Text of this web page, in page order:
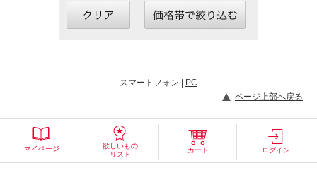
スマートフォン | PC
ページ上部へ戻る
マイページ
欲しいもの
リスト
カート ログイン